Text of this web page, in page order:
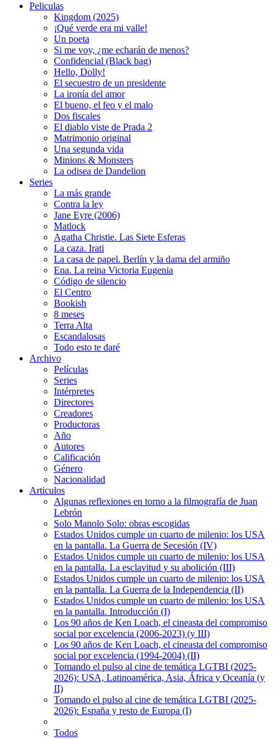
Peliculas
Kingdom (2025)
¡Qué verde era mi valle!
Un poeta
Si me voy, ¿me echarán de menos?
Confidencial (Black bag)
Hello, Dolly!
El secuestro de un presidente
La ironía del amor
El bueno, el feo y el malo
Dos fiscales
El diablo viste de Prada 2
Matrimonio original
Una segunda vida
Minions & Monsters
La odisea de Dandelion
Series
La más grande
Contra la ley
Jane Eyre (2006)
Matlock
Agatha Christie. Las Siete Esferas
La caza. Irati
La casa de papel. Berlín y la dama del armiño
Ena. La reina Victoria Eugenia
Código de silencio
El Centro
Bookish
8 meses
Terra Alta
Escandalosas
Todo esto te daré
Archivo
Películas
Series
Intérpretes
Directores
Creadores
Productoras
Año
Autores
Calificación
Género
Nacionalidad
Articulos
Algunas reflexiones en torno a la filmografía de Juan
Lebrón
Solo Manolo Solo: obras escogidas
Estados Unidos cumple un cuarto de milenio: los USA
en la pantalla. La Guerra de Secesión (IV)
Estados Unidos cumple un cuarto de milenio: los USA
en la pantalla. La esclavitud y su abolición (III)
Estados Unidos cumple un cuarto de milenio: los USA
en la pantalla. La Guerra de la Independencia (II)
Estados Unidos cumple un cuarto de milenio: los USA
en la pantalla. Introducción (I)
Los 90 años de Ken Loach, el cineasta del compromiso
social por excelencia (2006-2023) (y III)
Los 90 años de Ken Loach, el cineasta del compromiso
social por excelencia (1994-2004) (II)
Tomando el pulso al cine de temática LGTBI (2025-
2026): USA, Latinoamérica, Asia, África y Oceanía (y
II)
Tomando el pulso al cine de temática LGTBI (2025-
2026): España y resto de Europa (I)
Todos